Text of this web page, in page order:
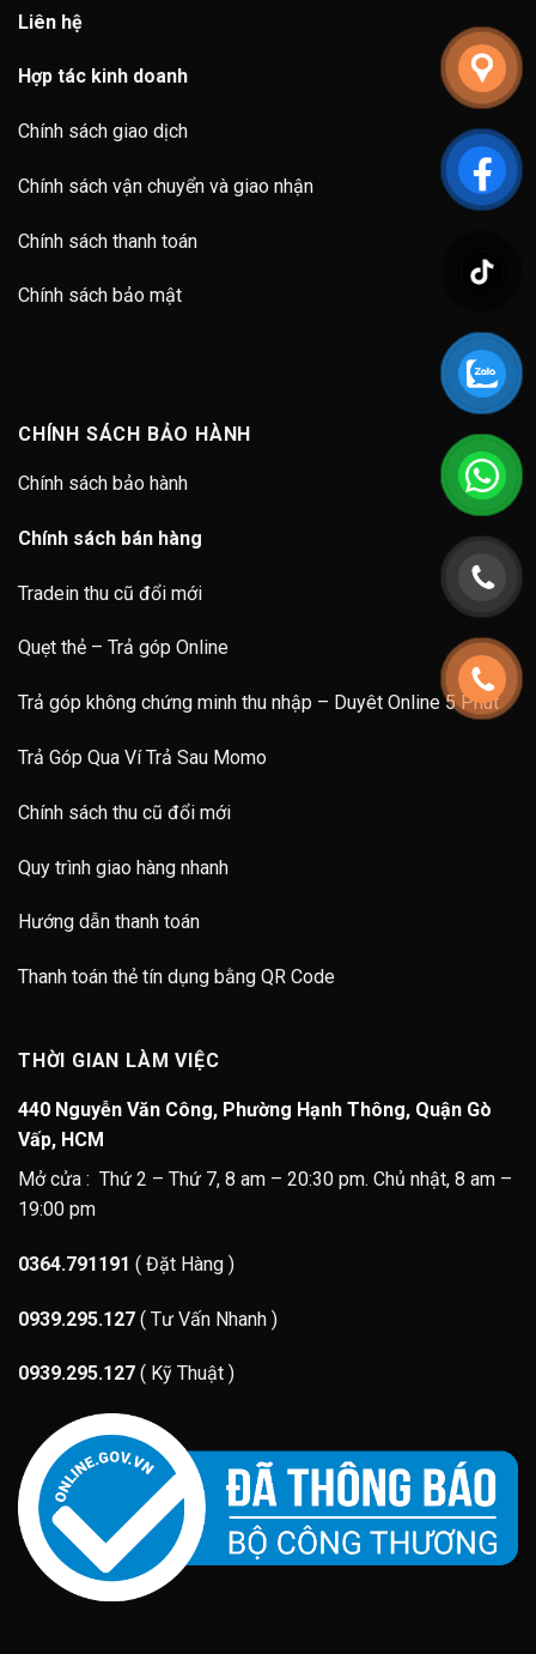
Liên hệ
Hợp tác kinh doanh
Chính sách giao dịch
Chính sách vận chuyển và giao nhận
Chính sách thanh toán
Chính sách bảo mật
CHÍNH SÁCH BẢO HÀNH
Chính sách bảo hành
Chính sách bán hàng
Tradein thu cũ đổi mới
Quẹt thẻ – Trả góp Online
Trả góp không chứng minh thu nhập – Duyêt Online 5 Phút
Trả Góp Qua Ví Trả Sau Momo
Chính sách thu cũ đổi mới
Quy trình giao hàng nhanh
Hướng dẫn thanh toán
Thanh toán thẻ tín dụng bằng QR Code
THỜI GIAN LÀM VIỆC
440 Nguyễn Văn Công, Phường Hạnh Thông, Quận Gò
Vấp, HCM
Mở cửa : Thứ 2 – Thứ 7, 8 am – 20:30 pm. Chủ nhật, 8 am –
19:00 pm
0364.791191 ( Đặt Hàng )
0939.295.127 ( Tư Vấn Nhanh )
0939.295.127 ( Kỹ Thuật )